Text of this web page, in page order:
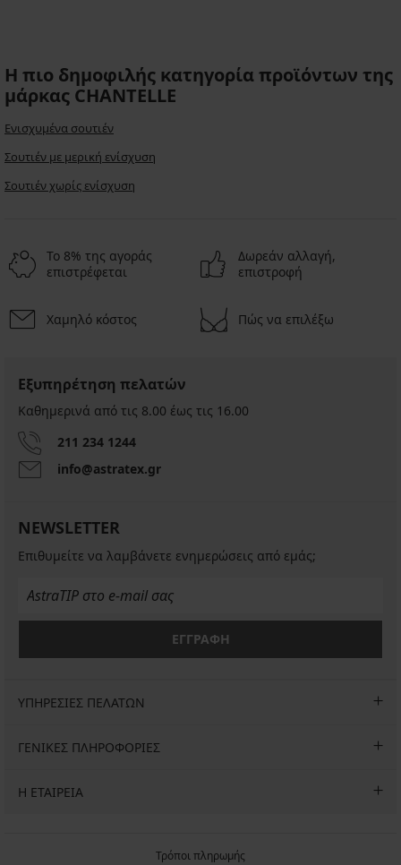
Η πιο δημοφιλής κατηγορία προϊόντων της
μάρκας CHANTELLE
Ενισχυμένα σουτιέν
Σουτιέν με μερική ενίσχυση
Σουτιέν χωρίς ενίσχυση
Το 8% της αγοράς
επιστρέφεται
Δωρεάν αλλαγή,
επιστροφή
Χαμηλό κόστος Πώς να επιλέξω
Εξυπηρέτηση πελατών
Καθημερινά από τις 8.00 έως τις 16.00
211 234 1244
info@astratex.gr
NEWSLETTER
Επιθυμείτε να λαμβάνετε ενημερώσεις από εμάς;
ΕΓΓΡΑΦΗ
ΥΠΗΡΕΣΙΕΣ ΠΕΛΑΤΩΝ
ΓΕΝΙΚΕΣ ΠΛΗΡΟΦΟΡΙΕΣ
Η ΕΤΑΙΡΕΙΑ
Τρόποι πληρωμής